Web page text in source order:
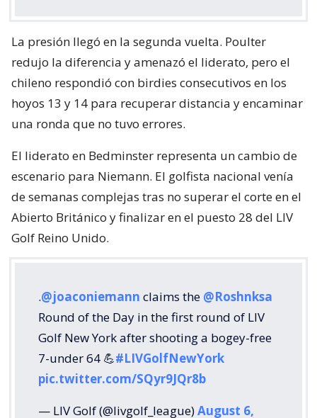
La presión llegó en la segunda vuelta. Poulter
redujo la diferencia y amenazó el liderato, pero el
chileno respondió con birdies consecutivos en los
hoyos 13 y 14 para recuperar distancia y encaminar
una ronda que no tuvo errores.
El liderato en Bedminster representa un cambio de
escenario para Niemann. El golfista nacional venía
de semanas complejas tras no superar el corte en el
Abierto Británico y finalizar en el puesto 28 del LIV
Golf Reino Unido.
.@joaconiemann claims the @Roshnksa
Round of the Day in the first round of LIV
Golf New York after shooting a bogey-free
7-under 64 💪#LIVGolfNewYork
pic.twitter.com/SQyr9JQr8b
— LIV Golf (@livgolf_league)August 6,